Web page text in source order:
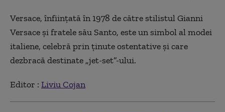
Versace, înfiinţată în 1978 de către stilistul Gianni
Versace şi fratele său Santo, este un simbol al modei
italiene, celebră prin ţinute ostentative şi care
dezbracă destinate „jet-set”-ului.
Editor : Liviu Cojan